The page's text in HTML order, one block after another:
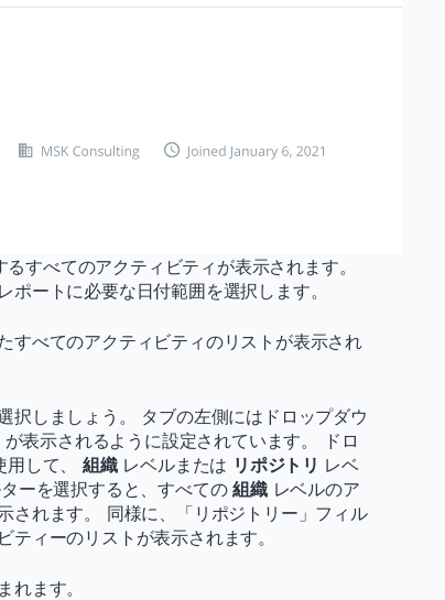
すべてのアクティビティが表示されます。
ートに必要な日付範囲を選択します。
すべてのアクティビティのリストが表示され
択しましょう。 タブの左側にはドロップダウ
が表示されるように設定されています。 ドロ
して、 組織レベルまたは リポジトリ レベ
ーを選択すると、すべての組織レベルのア
されます。 同様に、「リポジトリー」フィル
ティーのリストが表示されます。
ます。